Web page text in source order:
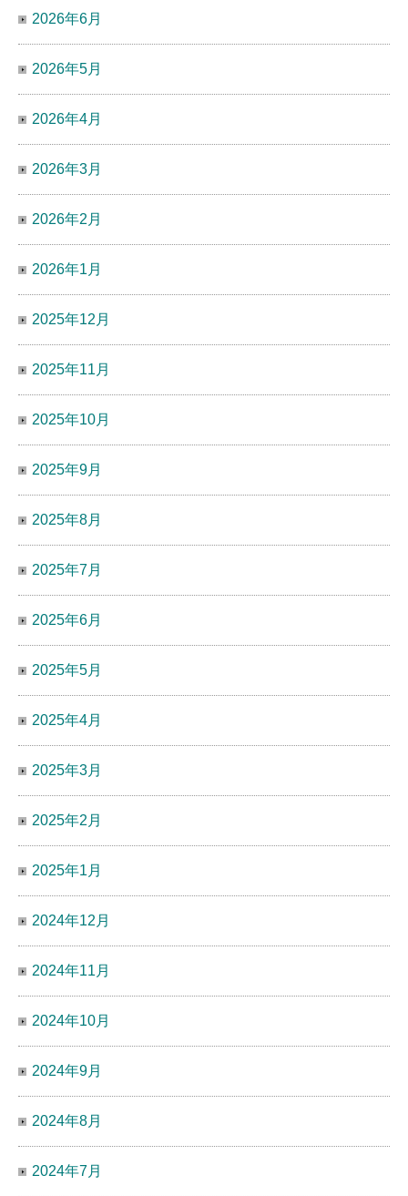
2026年6月
2026年5月
2026年4月
2026年3月
2026年2月
2026年1月
2025年12月
2025年11月
2025年10月
2025年9月
2025年8月
2025年7月
2025年6月
2025年5月
2025年4月
2025年3月
2025年2月
2025年1月
2024年12月
2024年11月
2024年10月
2024年9月
2024年8月
2024年7月